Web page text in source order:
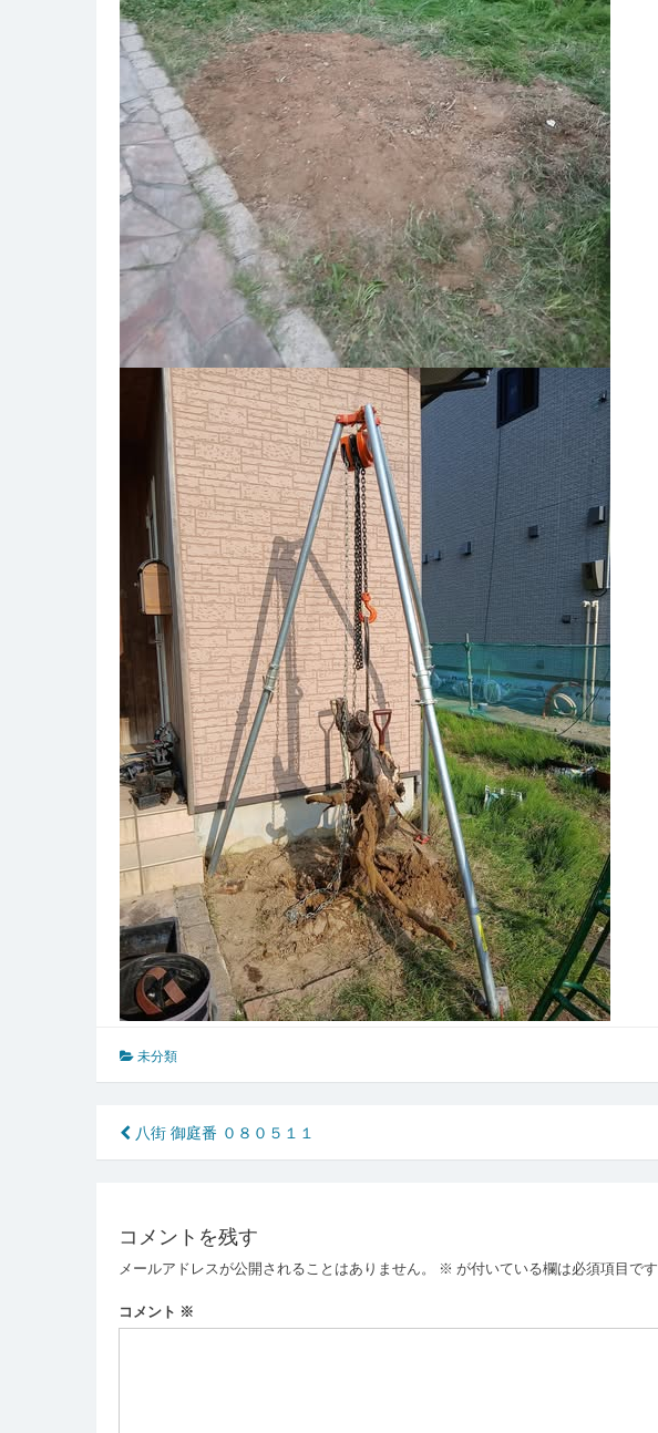
未分類
投
稿
ビ
ゲ
ー
八街 御庭番 ０８０５１１
コメントを残す
メールアドレスが公開されることはありません。 ※ が付いている欄は必須項目です
コメント ※